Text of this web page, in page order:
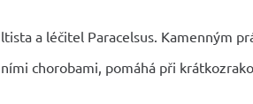
a léčitel Paracelsus. Kamenným
chorobami, pomáhá při